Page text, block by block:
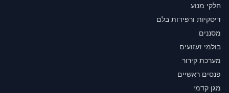
חלקי מנוע
דיסקיות ורפידות בלם
מסננים
בולמי זעזועים
מערכת קירור
פנסים ראשיים
מגן קדמי